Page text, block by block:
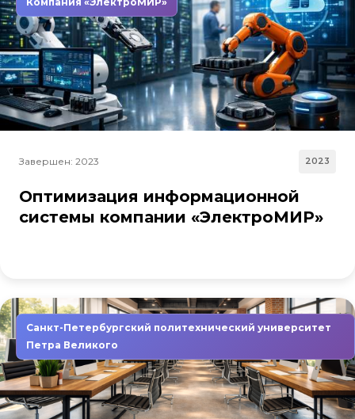
Завершен: 2023 2023
Оптимизация информационной
системы компании «ЭлектроМИР»
Санкт-Петербургский политехнический университет
Петра Великого